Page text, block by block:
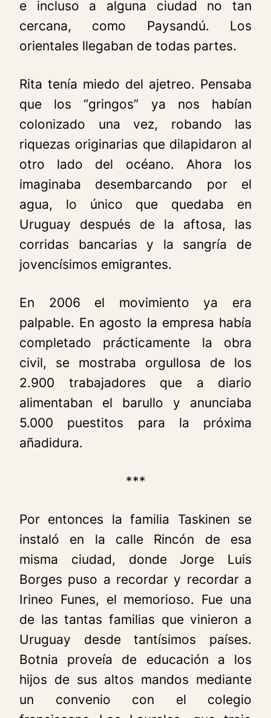
e incluso a alguna ciudad no tan
cercana, como Paysandú. Los
orientales llegaban de todas partes.
Rita tenía miedo del ajetreo. Pensaba
que los “gringos” ya nos habían
colonizado una vez, robando las
riquezas originarias que dilapidaron al
otro lado del océano. Ahora los
imaginaba desembarcando por el
agua, lo único que quedaba en
Uruguay después de la aftosa, las
corridas bancarias y la sangría de
jovencísimos emigrantes.
En 2006 el movimiento ya era
palpable. En agosto la empresa había
completado prácticamente la obra
civil, se mostraba orgullosa de los
2.900 trabajadores que a diario
alimentaban el barullo y anunciaba
5.000 puestitos para la próxima
añadidura.
***
Por entonces la familia Taskinen se
instaló en la calle Rincón de esa
misma ciudad, donde Jorge Luis
Borges puso a recordar y recordar a
Irineo Funes, el memorioso. Fue una
de las tantas familias que vinieron a
Uruguay desde tantísimos países.
Botnia proveía de educación a los
hijos de sus altos mandos mediante
un convenio con el colegio